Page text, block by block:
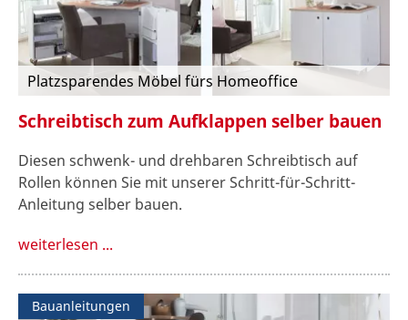
Platzsparendes Möbel fürs Homeoffice
Schreibtisch zum Aufklappen selber bauen
Diesen schwenk- und drehbaren Schreibtisch auf
Rollen können Sie mit unserer Schritt-für-Schritt-
Anleitung selber bauen.
weiterlesen ...
Bauanleitungen